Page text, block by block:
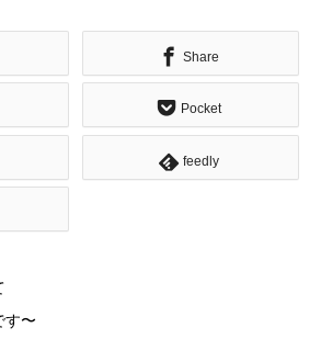
Share
Pocket
feedly
す〜